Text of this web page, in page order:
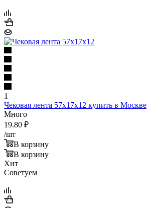
1
Чековая лента 57х17х12 купить в Москве
Много
19.80 ₽
/шт
В корзину
В корзину
Хит
Советуем